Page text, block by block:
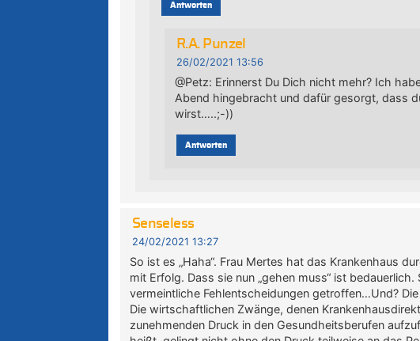
Antworten
R.A. Punzel
26/02/2021 13:56
@Petz: Erinnerst Du Dich nicht mehr? Ich
Abend hingebracht und dafür gesorgt, dass
wirst…..;-))
Antworten
Senseless
24/02/2021 13:27
So ist es „Haha“. Frau Mertes hat das Krankenhaus
mit Erfolg. Dass sie nun „gehen muss“ ist
vermeintliche Fehlentscheidungen getroffen…Und?
Die wirtschaftlichen Zwänge, denen
zunehmenden Druck in den Gesundheitsberufen